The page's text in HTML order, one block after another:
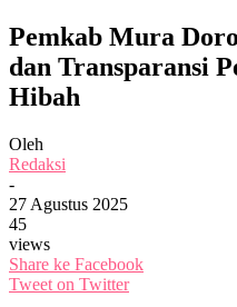
Pemkab Mura
dan Transparansi
Hibah
Oleh
Redaksi
-
27 Agustus 2025
45
views
Share ke Facebook
Tweet on Twitter